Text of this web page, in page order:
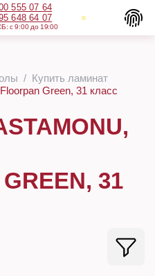
555 07 64
648 64 07
с 9:00 до 19:00
Купить ламинат
Green, 31 класс
31